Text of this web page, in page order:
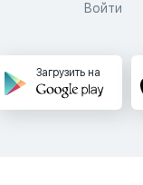
Войти
Загрузить на